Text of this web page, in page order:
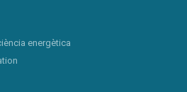
energètica